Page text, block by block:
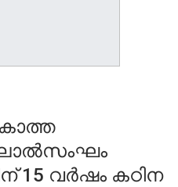
15 വര്‍ഷം കഠിന